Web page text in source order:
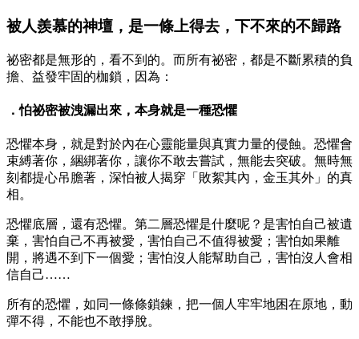
被人羨慕的神壇，是一條上得去，下不來的不歸路
祕密都是無形的，看不到的。而所有祕密，都是不斷累積的負
擔、益發牢固的枷鎖，因為：
．怕祕密被洩漏出來，本身就是一種恐懼
恐懼本身，就是對於內在心靈能量與真實力量的侵蝕。恐懼會
束縛著你，綑綁著你，讓你不敢去嘗試，無能去突破。無時無
刻都提心吊膽著，深怕被人揭穿「敗絮其內，金玉其外」的真
相。
恐懼底層，還有恐懼。第二層恐懼是什麼呢？是害怕自己被遺
棄，害怕自己不再被愛，害怕自己不值得被愛；害怕如果離
開，將遇不到下一個愛；害怕沒人能幫助自己，害怕沒人會相
信自己……
所有的恐懼，如同一條條鎖鍊，把一個人牢牢地困在原地，動
彈不得，不能也不敢掙脫。